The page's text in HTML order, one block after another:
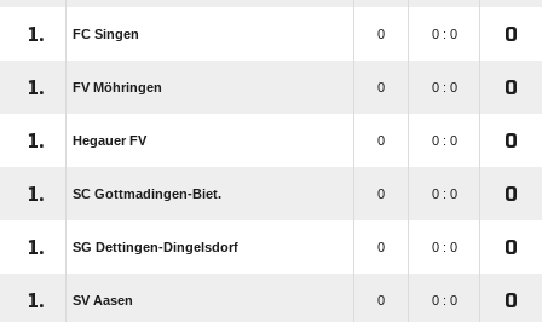
1. FC Singen 0 0 : 0 0
1. FV Möhringen 0 0 : 0 0
1. Hegauer FV 0 0 : 0 0
1. SC Gottmadingen-Biet. 0 0 : 0 0
1. SG Dettingen-Dingelsdorf 0 0 : 0 0
1. SV Aasen 0 0 : 0 0